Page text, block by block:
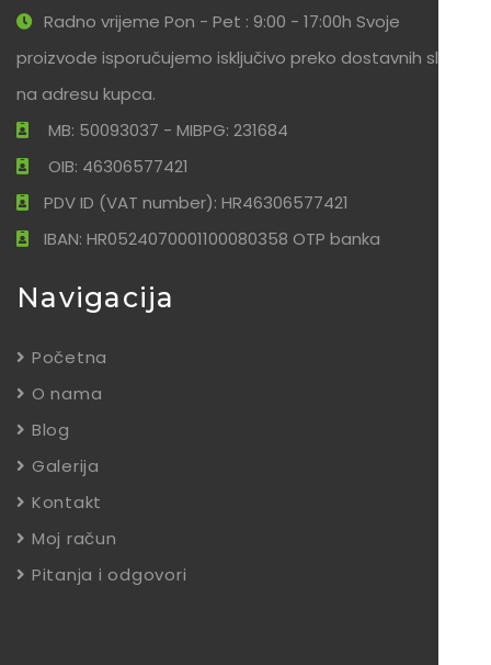
Radno vrijeme Pon - Pet : 9:00 - 17:00h Svoje
proizvode isporučujemo isključivo preko dostavnih službi
na adresu kupca.
MB: 50093037 - MIBPG: 231684
OIB: 46306577421
PDV ID (VAT number): HR46306577421
IBAN: HR0524070001100080358 OTP banka
Navigacija
Početna
O nama
Blog
Galerija
Kontakt
Moj račun
Pitanja i odgovori